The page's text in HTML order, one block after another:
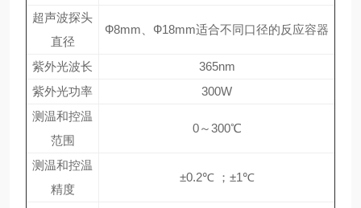
超声波探头
直径
Ф8mm、Ф18mm适合不同口径的反应容器
紫外光波长
365nm
紫外光功率
300W
测温和控温
范围
0～300℃
测温和控温
精度
±0.2℃ ；±1℃